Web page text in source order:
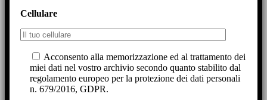
Cellulare
Acconsento alla memorizzazione ed al trattamento dei
miei dati nel vostro archivio secondo quanto stabilito dal
regolamento europeo per la protezione dei dati personali
n. 679/2016, GDPR.